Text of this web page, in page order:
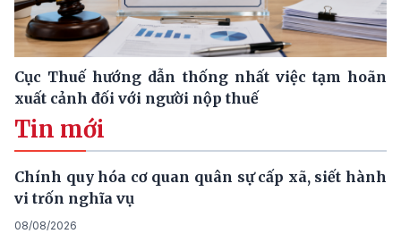
Cục Thuế hướng dẫn thống nhất việc tạm hoãn
xuất cảnh đối với người nộp thuế
Tin mới
Chính quy hóa cơ quan quân sự cấp xã, siết hành
vi trốn nghĩa vụ
08/08/2026